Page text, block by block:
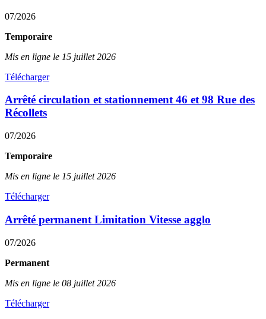
07/2026
Temporaire
Mis en ligne le 15 juillet 2026
Télécharger
Arrêté circulation et stationnement 46 et 98 Rue des
Récollets
07/2026
Temporaire
Mis en ligne le 15 juillet 2026
Télécharger
Arrêté permanent Limitation Vitesse agglo
07/2026
Permanent
Mis en ligne le 08 juillet 2026
Télécharger